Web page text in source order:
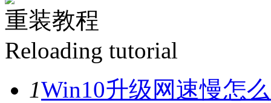
重装教程
Reloading tutorial
1Win10升级网速慢怎